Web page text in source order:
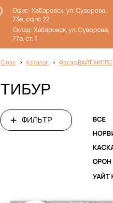
Офис: Хабаровск, ул. Суворова,
73е, офис 22
Склад: Хабаровск, ул. Суворова,
77а, ст. 1
О нас Каталог Фасад ВАЙТ ХИЛЛС
ТИБУР
ВСЕ
ОРОН
УАЙТ
ФИЛЬТР